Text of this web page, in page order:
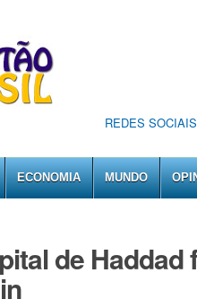
REDES
ECONOMIA MUNDO
de Haddad